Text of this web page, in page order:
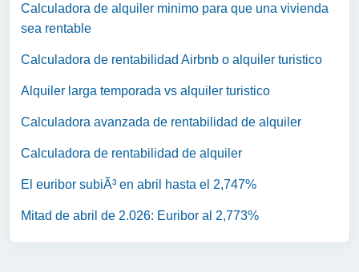
Calculadora de alquiler minimo para que una vivienda
sea rentable
Calculadora de rentabilidad Airbnb o alquiler turistico
Alquiler larga temporada vs alquiler turistico
Calculadora avanzada de rentabilidad de alquiler
Calculadora de rentabilidad de alquiler
El euribor subiÃ³ en abril hasta el 2,747%
Mitad de abril de 2.026: Euribor al 2,773%